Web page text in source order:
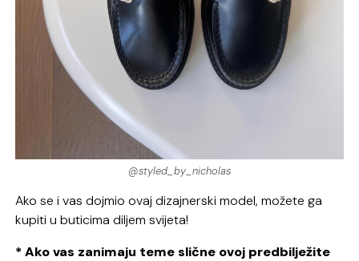
@styled_by_nicholas
Ako se i vas dojmio ovaj dizajnerski model, možete ga
kupiti u buticima diljem svijeta!
* Ako vas zanimaju teme slične ovoj predbilježite